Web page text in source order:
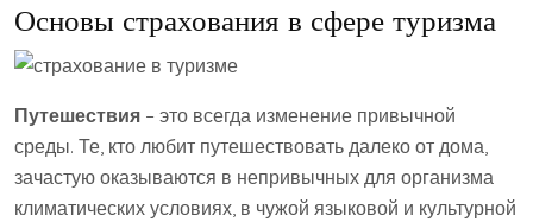
Основы страхования в сфере туризма
Путешествия – это всегда изменение привычной
среды. Те, кто любит путешествовать далеко от дома,
зачастую оказываются в непривычных для организма
климатических условиях, в чужой языковой и культурной